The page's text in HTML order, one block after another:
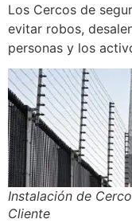
Los Cercos de
evitar robos,
personas y los
Instalación de
Cliente